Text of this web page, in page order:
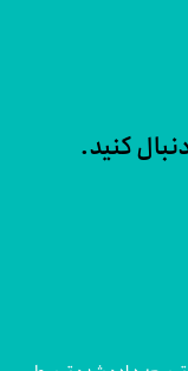
کنید.